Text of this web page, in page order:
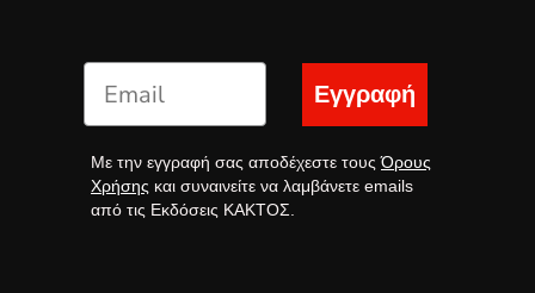
Εγγραφή
Με την εγγραφή σας αποδέχεστε τουςΌρους
Χρήσης και συναινείτε να λαμβάνετε emails
από τις Εκδόσεις ΚΑΚΤΟΣ.